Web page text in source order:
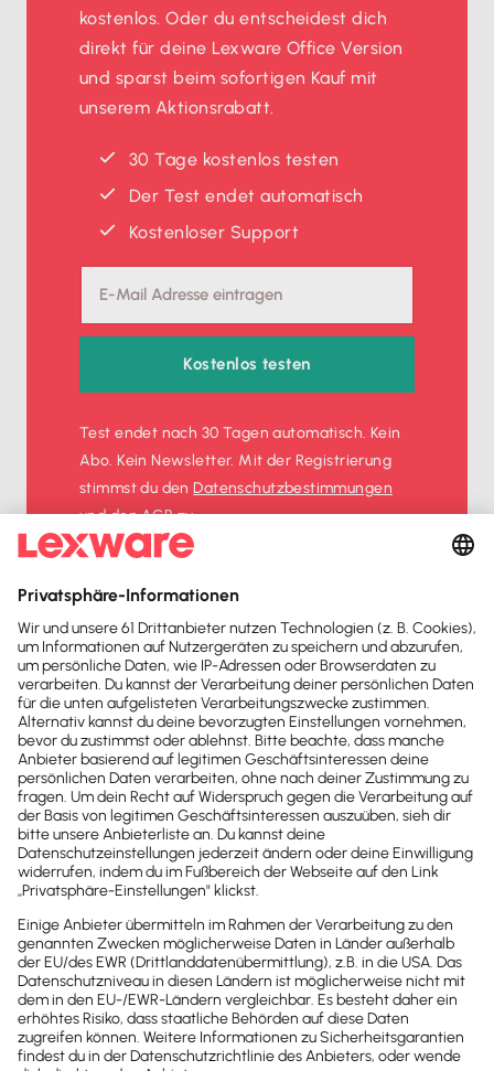
kostenlos. Oder du entscheidest dich
direkt für deine Lexware Office Version
und sparst beim sofortigen Kauf mit
unserem Aktionsrabatt.
30 Tage kostenlos testen
Der Test endet automatisch
Kostenloser Support
Kostenlos testen
Test endet nach 30 Tagen automatisch. Kein
Abo. Kein Newsletter. Mit der Registrierung
stimmst du denDatenschutz­bestimmungen
und denAGBzu.
Newsletter
Brandheiße
News direkt in
dein Postfach
wichtige News zu
Gesetzesänderungen,
hilfreiche Praxis-Tipps und
kostenlose Tools für
Unternehmen erhalten?